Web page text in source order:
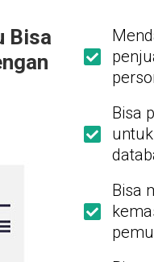
Bisa
Bisa
Bisa